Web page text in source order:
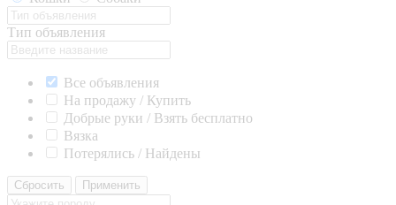
Тип объявления
Все объявления
На продажу / Купить
Добрые руки / Взять бесплатно
Вязка
Потерялись / Найдены
Сбросить Применить